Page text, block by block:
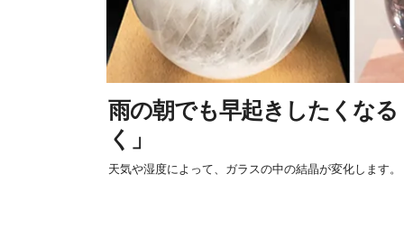
雨の朝でも早起きしたくな
く」
天気や湿度によって、ガラスの中の結晶が変化します。